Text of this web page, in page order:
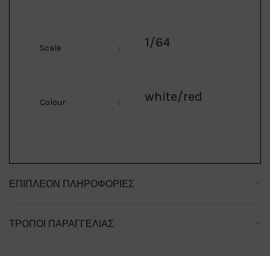
Scale : 1/64
Colour : white/red
ΕΠΙΠΛΈΟΝ ΠΛΗΡΟΦΟΡΊΕΣ
ΤΡΌΠΟΙ ΠΑΡΑΓΓΕΛΊΑΣ